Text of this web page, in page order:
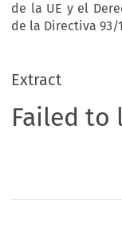
de la UE y el
de la Directiva 93/
Extract
Failed to